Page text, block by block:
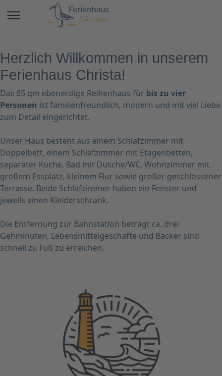
Herzlich Willkommen in unserem
Ferienhaus Christa!
Das 65 qm ebenerdige Reihenhaus für bis zu vier
Personen ist familienfreundlich, modern und mit viel Liebe
zum Detail eingerichtet.
Unser Haus besteht aus einem Schlafzimmer mit
Doppelbett, einem Schlafzimmer mit Etagenbetten,
separater Küche, Bad mit Dusche/WC, Wohnzimmer mit
großem Essplatz, kleinem Flur sowie großer geschlossener
Terrasse. Beide Schlafzimmer haben ein Fenster und
jeweils einen Kleiderschrank.
Die Entfernung zur Bahnstation beträgt ca. drei
Gehminuten, Lebensmittelgeschäfte und Bäcker sind
schnell zu Fuß zu erreichen.